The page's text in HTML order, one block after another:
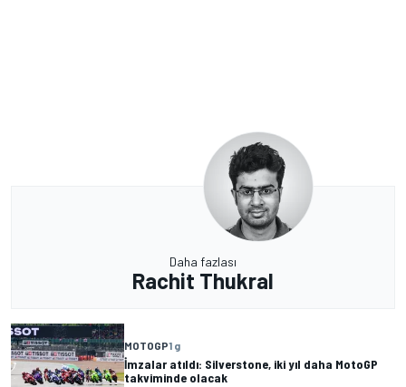
Daha fazlası
Rachit Thukral
MOTOGP1 g
İmzalar atıldı: Silverstone, iki yıl daha MotoGP
takviminde olacak